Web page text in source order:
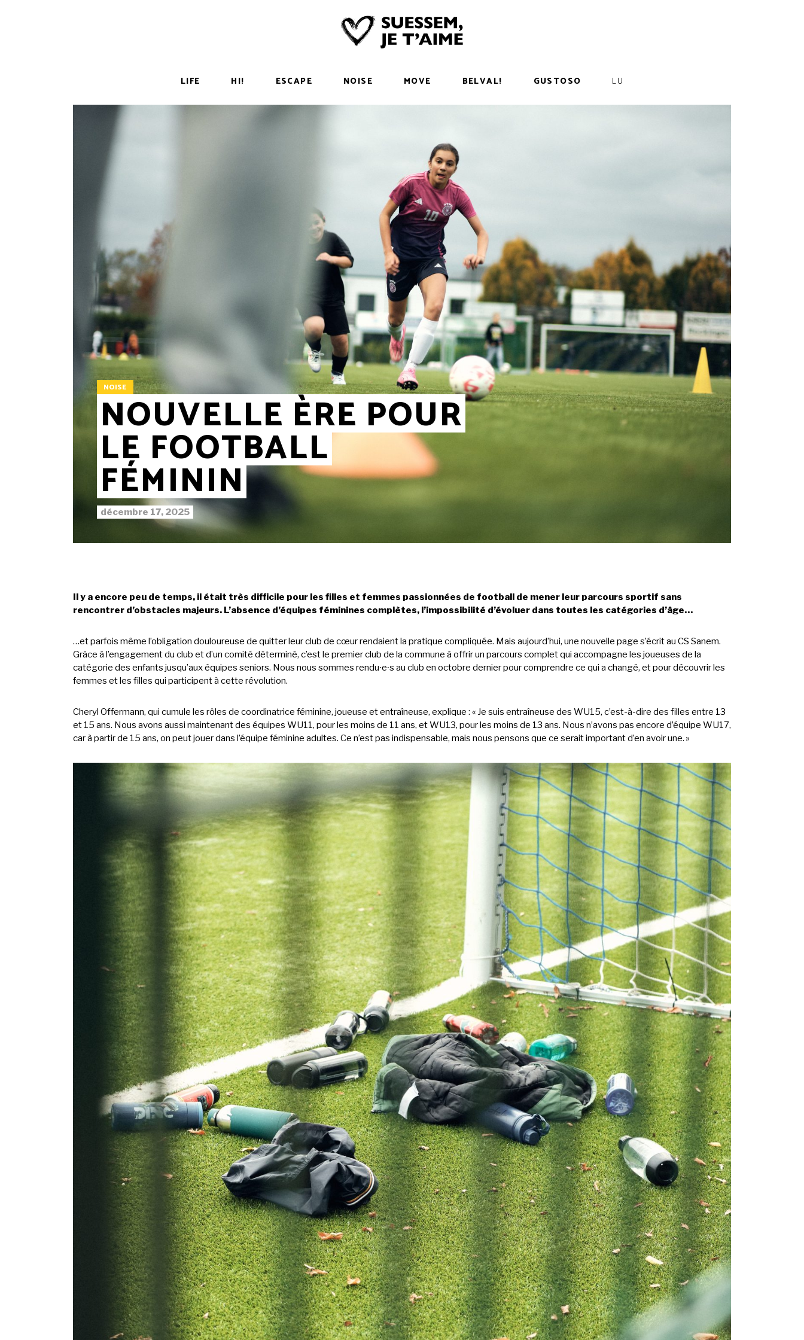
LIFE HI! ESCAPE NOISE MOVE BELVAL! GUSTOSO LU
NOISE
NOUVELLE ÈRE POUR
LE FOOTBALL
FÉMININ
décembre 17, 2025
Il y a encore peu de temps, il était très difficile pour les filles et femmes passionnées de football de mener leur parcours sportif sans
rencontrer d’obstacles majeurs. L’absence d’équipes féminines complètes, l’impossibilité d’évoluer dans toutes les catégories d’âge…
…et parfois même l’obligation douloureuse de quitter leur club de cœur rendaient la pratique compliquée. Mais aujourd’hui, une nouvelle page s’écrit au CS Sanem.
Grâce à l’engagement du club et d’un comité déterminé, c’est le premier club de la commune à offrir un parcours complet qui accompagne les joueuses de la
catégorie des enfants jusqu’aux équipes seniors. Nous nous sommes rendu∙e∙s au club en octobre dernier pour comprendre ce qui a changé, et pour découvrir les
femmes et les filles qui participent à cette révolution.
Cheryl Offermann, qui cumule les rôles de coordinatrice féminine, joueuse et entraîneuse, explique : « Je suis entraîneuse des WU15, c’est-à-dire des filles entre 13
et 15 ans. Nous avons aussi maintenant des équipes WU11, pour les moins de 11 ans, et WU13, pour les moins de 13 ans. Nous n’avons pas encore d’équipe WU17,
car à partir de 15 ans, on peut jouer dans l’équipe féminine adultes. Ce n’est pas indispensable, mais nous pensons que ce serait important d’en avoir une. »